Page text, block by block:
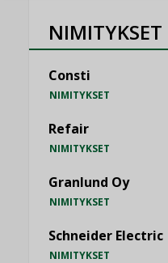
NIMITYKSET
Consti
NIMITYKSET
Refair
NIMITYKSET
Granlund Oy
NIMITYKSET
Schneider Electric
NIMITYKSET